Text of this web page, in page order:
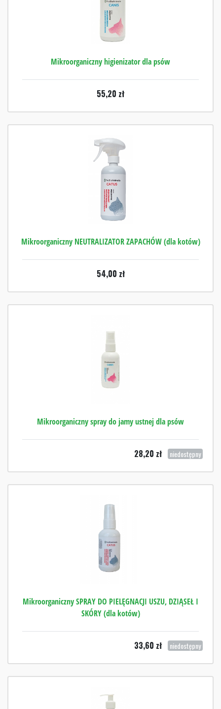
Mikroorganiczny higienizator dla psów
55,20 zł
Mikroorganiczny NEUTRALIZATOR ZAPACHÓW (dla kotów)
54,00 zł
Mikroorganiczny spray do jamy ustnej dla psów
28,20 zł niedostępny
Mikroorganiczny SPRAY DO PIELĘGNACJI USZU, DZIĄSEŁ I
SKÓRY (dla kotów)
33,60 zł niedostępny